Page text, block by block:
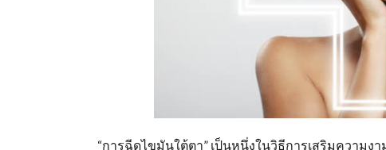
“การฉีดไขมันใต้ตา” เป็นหนึ่งในวิธีการเสริมความง